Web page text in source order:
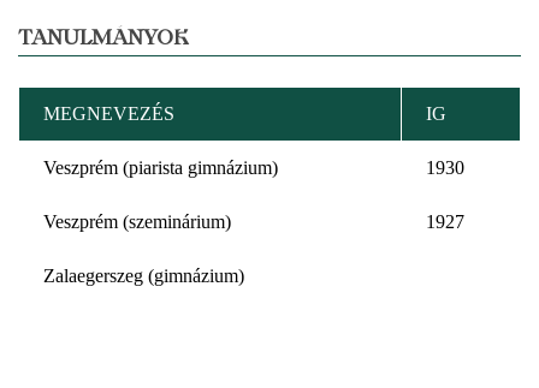
TANULMÁNYOK
MEGNEVEZÉS IG
Veszprém (piarista gimnázium) 1930
Veszprém (szeminárium) 1927
Zalaegerszeg (gimnázium)